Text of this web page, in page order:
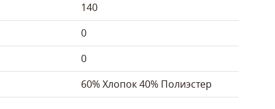
140
0
0
60% Хлопок 40% Полиэстер